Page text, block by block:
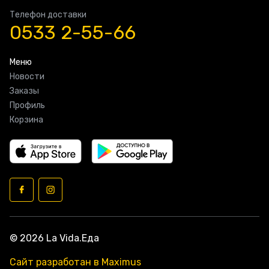
Телефон доставки
0533 2-55-66
Меню
Новости
Заказы
Профиль
Корзина
© 2026 La Vida.Еда
Сайт разработан в Maximus